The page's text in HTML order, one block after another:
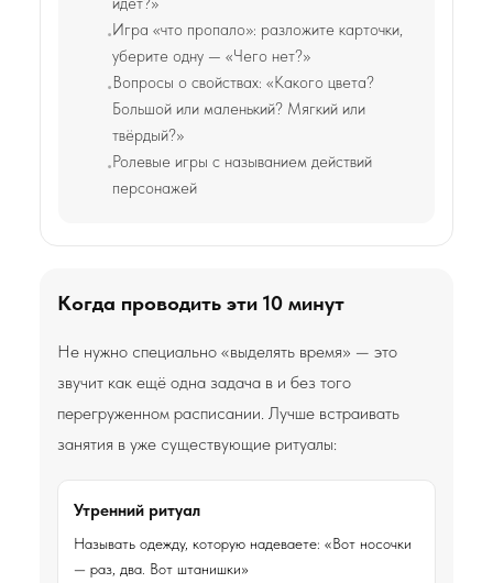
Игра «что пропало»: разложите карточки,
уберите одну — «Чего нет?»
Вопросы о свойствах: «Какого цвета?
Большой или маленький? Мягкий или
твёрдый?»
Ролевые игры с называнием действий
персонажей
Когда проводить эти 10 минут
Не нужно специально «выделять время» — это
звучит как ещё одна задача в и без того
перегруженном расписании. Лучше встраивать
занятия в уже существующие ритуалы:
Утренний ритуал
Называть одежду, которую надеваете: «Вот носочки
— раз, два. Вот штанишки»